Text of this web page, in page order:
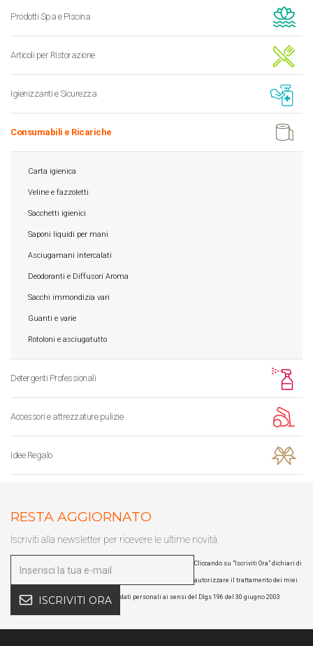
Prodotti Spa e Piscina
Articoli per Ristorazione
Igienizzanti e Sicurezza
Consumabili e Ricariche
Carta igienica
Veline e fazzoletti
Sacchetti igienici
Saponi liquidi per mani
Asciugamani intercalati
Deodoranti e Diffusori Aroma
Sacchi immondizia vari
Guanti e varie
Rotoloni e asciugatutto
Detergenti Professionali
Accessori e attrezzature pulizie
Idee Regalo
RESTA AGGIORNATO
Iscriviti alla newsletter per ricevere le ultime novità
ISCRIVITI ORA
Cliccando su "Iscriviti Ora" dichiari di
autorizzare il trattamento dei miei
dati personali ai sensi del Dlgs 196 del 30 giugno 2003